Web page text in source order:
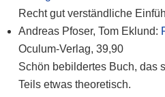
Recht gut verständliche
Andreas Pfoser, Tom Eklund:
Oculum-Verlag, 39,90
Schön bebildertes Buch, das
Teils etwas theoretisch.